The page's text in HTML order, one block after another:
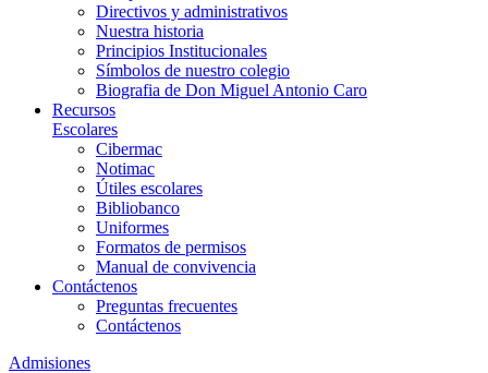
Directivos y administrativos
Nuestra historia
Principios Institucionales
Símbolos de nuestro colegio
Biografia de Don Miguel Antonio Caro
Recursos
Escolares
Cibermac
Notimac
Útiles escolares
Bibliobanco
Uniformes
Formatos de permisos
Manual de convivencia
Contáctenos
Preguntas frecuentes
Contáctenos
Admisiones